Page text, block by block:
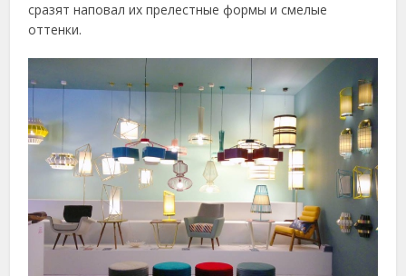
сразят наповал их прелестные формы и смелые
оттенки.